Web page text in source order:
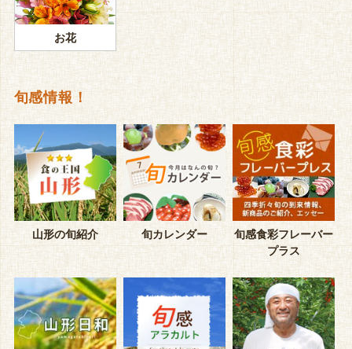
お花
旬感情報！
山形の旬紹介 旬カレンダー
旬感食彩フレーバー
プラス